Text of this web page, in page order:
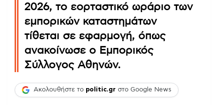
2026, το εορταστικό ωράριο των
εμπορικών καταστημάτων
τίθεται σε εφαρμογή, όπως
ανακοίνωσε ο Εμπορικός
Σύλλογος Αθηνών.
Ακολουθήστε το politic.gr στο Google News